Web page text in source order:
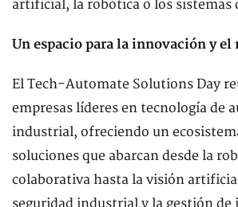
artificial, la robótica o los sistemas
Un espacio para la innovación y
El Tech-Automate Solutions Day
empresas líderes en tecnología de
industrial, ofreciendo un
soluciones que abarcan desde la
colaborativa hasta la visión
seguridad industrial y la gestión